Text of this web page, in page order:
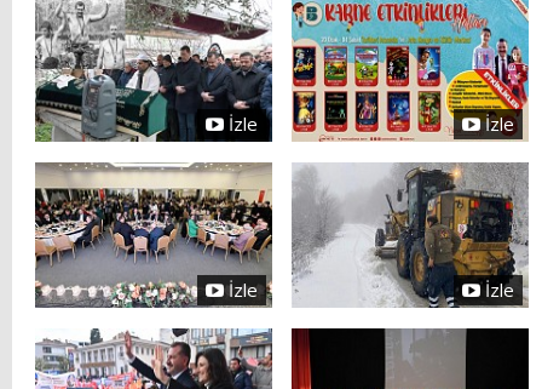
İzle İzle
İzle İzle